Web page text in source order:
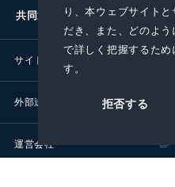
り、本ウェブサイト
だき、また、どのよ
で詳しく把握するた
す。
拒否する
共同通信社グループ
サイトポリシー
外部送信ポリシー
運営会社